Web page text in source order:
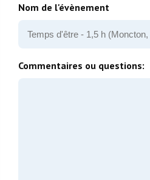
Nom de l'évènement
Commentaires ou questions: